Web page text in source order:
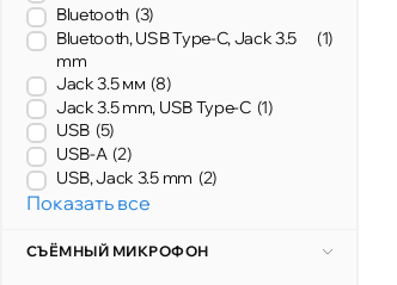
Bluetooth (3)
Bluetooth, USB Type-C, Jack 3.5
mm
(1)
Jack 3.5 мм (8)
Jack 3.5 mm, USB Type-C (1)
USB (5)
USB-A (2)
USB, Jack 3.5 mm (2)
Показать все
СЪЁМНЫЙ МИКРОФОН